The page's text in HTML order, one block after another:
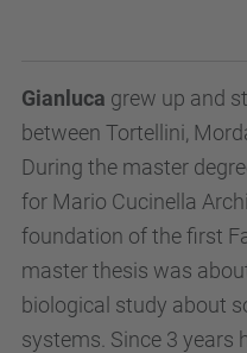
Gianluca grew up and
between Tortellini,
During the master
for Mario Cucinella
foundation of the first
master thesis was
biological study about
systems. Since 3 years